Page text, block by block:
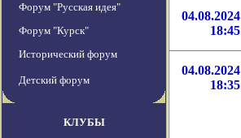
Форум "Русская идея"
Форум "Курск"
Исторический форум
Детский форум
КЛУБЫ
04.08.2024
18:45
04.08.2024
18:35